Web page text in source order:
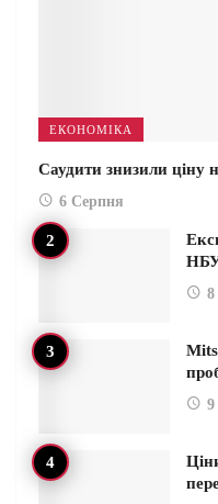
ЕКОНОМІКА
Саудити знизили ціну
6 Серпня
НБУ
8
9